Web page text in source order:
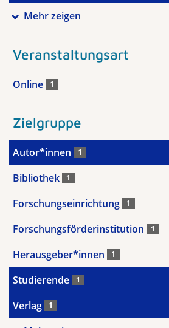
Mehr zeigen
Veranstaltungsart
Online 1
Zielgruppe
Autor*innen 1
Bibliothek 1
Forschungseinrichtung 1
Forschungsförderinstitution 1
Herausgeber*innen 1
Studierende 1
Verlag 1